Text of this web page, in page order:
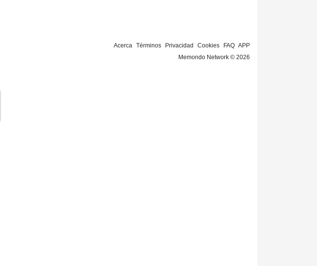
Acerca Términos Privacidad Cookies FAQ APP
Memondo Network © 2026